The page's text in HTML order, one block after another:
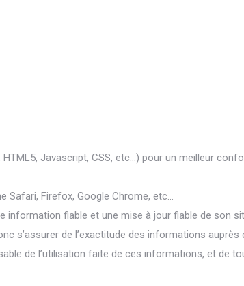
Javascript, CSS, etc…) pour un meilleur
Safari, Firefox, Google Chrome, etc…
fiable et une mise à jour fiable de son
s’assurer de l’exactitude des informations auprès
de l’utilisation faite de ces informations, et de